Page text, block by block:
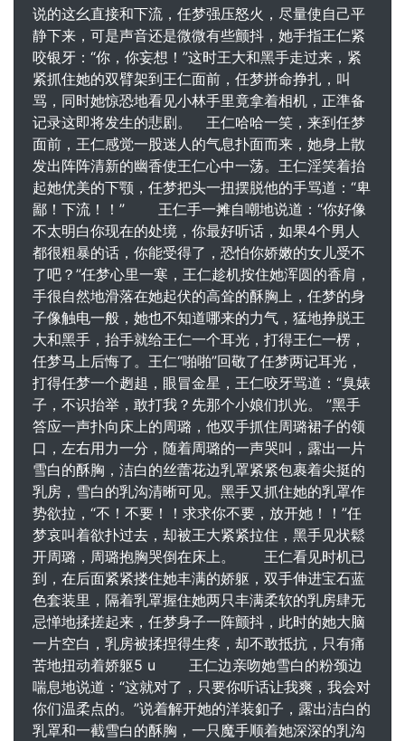
说的这幺直接和下流，任梦强压怒火，尽量使自己平
静下来，可是声音还是微微有些颤抖，她手指王仁紧
咬银牙：“你，你妄想！”这时王大和黑手走过来，紧
紧抓住她的双臂架到王仁面前，任梦拼命挣扎，叫
骂，同时她惊恐地看见小林手里竟拿着相机，正準备
记录这即将发生的悲剧。 王仁哈哈一笑，来到任梦
面前，王仁感觉一股迷人的气息扑面而来，她身上散
发出阵阵清新的幽香使王仁心中一荡。王仁淫笑着抬
起她优美的下颚，任梦把头一扭摆脱他的手骂道：“卑
鄙！下流！！” 王仁手一摊自嘲地说道：“你好像
不太明白你现在的处境，你最好听话，如果4个男人
都很粗暴的话，你能受得了，恐怕你娇嫩的女儿受不
了吧？”任梦心里一寒，王仁趁机按住她浑圆的香肩，
手很自然地滑落在她起伏的高耸的酥胸上，任梦的身
子像触电一般，她也不知道哪来的力气，猛地挣脱王
大和黑手，抬手就给王仁一个耳光，打得王仁一楞，
任梦马上后悔了。王仁“啪啪”回敬了任梦两记耳光，
打得任梦一个趔趄，眼冒金星，王仁咬牙骂道：“臭婊
子，不识抬举，敢打我？先那个小娘们扒光。 ”黑手
答应一声扑向床上的周璐，他双手抓住周璐裙子的领
口，左右用力一分，随着周璐的一声哭叫，露出一片
雪白的酥胸，洁白的丝蕾花边乳罩紧紧包裹着尖挺的
乳房，雪白的乳沟清晰可见。黑手又抓住她的乳罩作
势欲拉，“不！不要！！求求你不要，放开她！！”任
梦哀叫着欲扑过去，却被王大紧紧拉住，黑手见状鬆
开周璐，周璐抱胸哭倒在床上。 王仁看见时机已
到，在后面紧紧搂住她丰满的娇躯，双手伸进宝石蓝
色套装里，隔着乳罩握住她两只丰满柔软的乳房肆无
忌惮地揉搓起来，任梦身子一阵颤抖，此时的她大脑
一片空白，乳房被揉捏得生疼，却不敢抵抗，只有痛
苦地扭动着娇躯5 u 王仁边亲吻她雪白的粉颈边
喘息地说道：“这就对了，只要你听话让我爽，我会对
你们温柔点的。”说着解开她的洋装釦子，露出洁白的
乳罩和一截雪白的酥胸，一只魔手顺着她深深的乳沟